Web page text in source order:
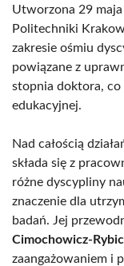
Utworzona 29
Politechniki
zakresie ośmiu
powiązane z
stopnia doktora,
edukacyjnej.
Nad całością
składa się z
różne dyscypliny
znaczenie dla
badań. Jej
Cimochowicz-
zaangażowaniem i